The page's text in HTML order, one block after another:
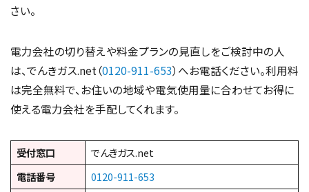
さい。
電力会社の切り替えや料金プランの見直しをご検討中の人
は、でんきガス.net（0120-911-653）へお電話ください。利用料
は完全無料で、お住いの地域や電気使用量に合わせてお得に
使える電力会社を手配してくれます。
受付窓口
でんきガス.net
電話番号
0120-911-653